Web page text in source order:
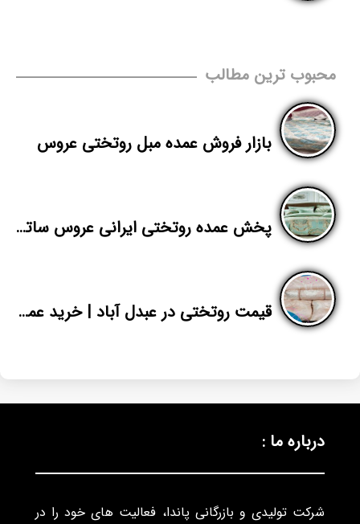
محبوب ترین مطالب
بازار فروش عمده مبل روتختی عروس
پخش عمده روتختی ایرانی عروس ساتینت پنبه
قیمت روتختی در عبدل آباد | خرید عمده سرویس خواب ژاکارد دونفره
درباره ما :
شرکت تولیدی و بازرگانی پاندا، فعالیت های خود را در